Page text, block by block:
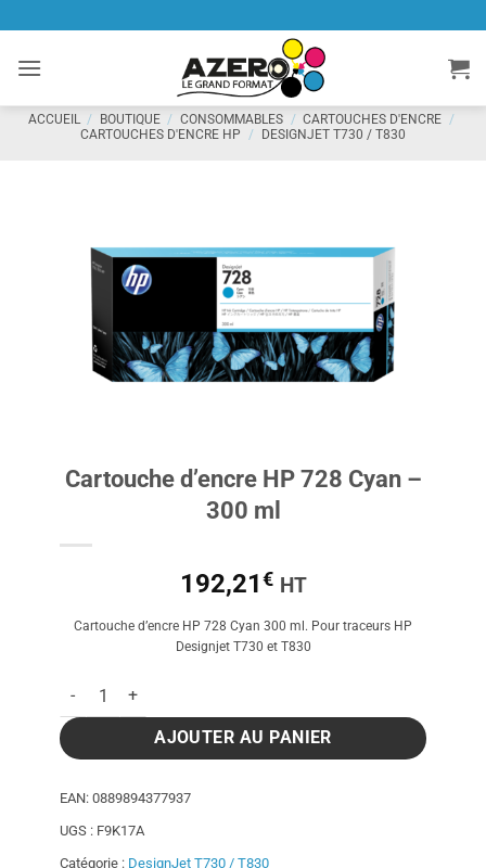
contenu
ACCUEIL / BOUTIQUE / CONSOMMABLES / CARTOUCHES D'ENCRE /
CARTOUCHES D'ENCRE HP / DESIGNJET T730 / T830
Cartouche d’encre HP 728 Cyan –
300 ml
192,21€ HT
Cartouche d’encre HP 728 Cyan 300 ml. Pour traceurs HP
Designjet T730 et T830
quantité de Cartouche d'encre HP 728 Cyan - 300 ml
AJOUTER AU PANIER
EAN: 0889894377937
UGS : F9K17A
Catégorie : DesignJet T730 / T830